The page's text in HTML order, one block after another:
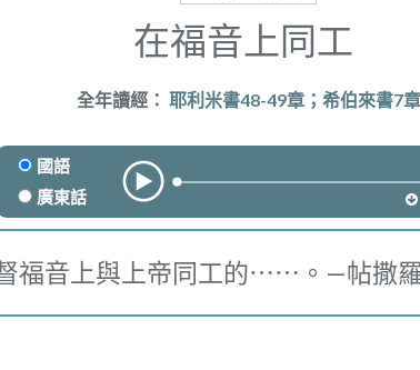
在福音上同工
全年讀經： 耶利米書48-49章；希伯來書7章
國語
廣東話
音上與上帝同工的⋯⋯。—帖撒羅